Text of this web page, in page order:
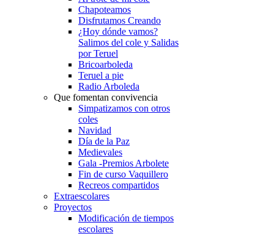
Chapoteamos
Disfrutamos Creando
¿Hoy dónde vamos?
Salimos del cole y Salidas
por Teruel
Bricoarboleda
Teruel a pie
Radio Arboleda
Que fomentan convivencia
Simpatizamos con otros
coles
Navidad
Día de la Paz
Medievales
Gala -Premios Arbolete
Fin de curso Vaquillero
Recreos compartidos
Extraescolares
Proyectos
Modificación de tiempos
escolares